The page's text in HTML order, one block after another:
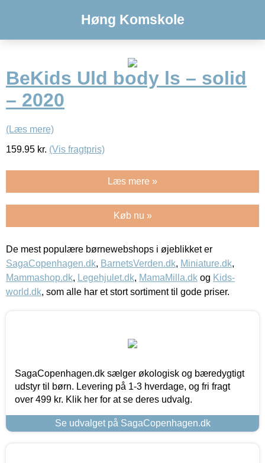
Høng Komskole
BeKids Uld body ls – solid
– 2020
(Læs mere)
159.95 kr. (Vis fragtpris)
Læs mere »
Køb nu »
De mest populære børnewebshops i øjeblikket er
SagaCopenhagen.dk, BarnetsVerden.dk, Miniature.dk,
Mammashop.dk, Legehjulet.dk, MamaMilla.dk og Kids-
world.dk, som alle har et stort sortiment til gode priser.
SagaCopenhagen.dk sælger økologisk og bæredygtigt
udstyr til børn. Levering på 1-3 hverdage, og fri fragt
over 499 kr. Klik her for at se deres udvalg.
Se udvalget på SagaCopenhagen.dk